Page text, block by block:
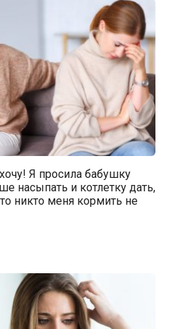
Я просила бабушку
насыпать и котлетку дать,
никто меня кормить не